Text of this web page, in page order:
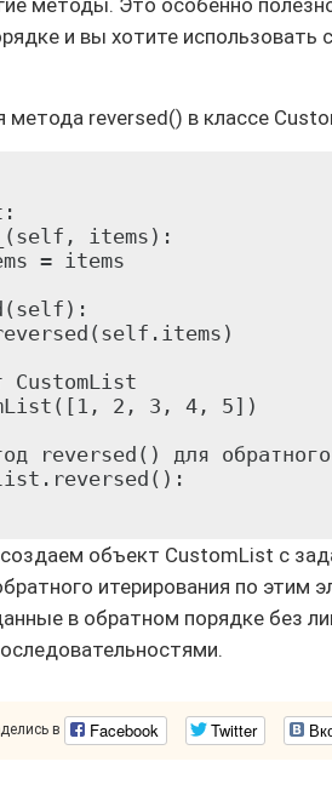
методы. Это особенно
и вы хотите
метода reversed() в классе
items):
= items
CustomList
2, 3, 4, 5])
reversed() для
объект CustomList с
итерирования по
в обратном порядке без
в Facebook Twitter